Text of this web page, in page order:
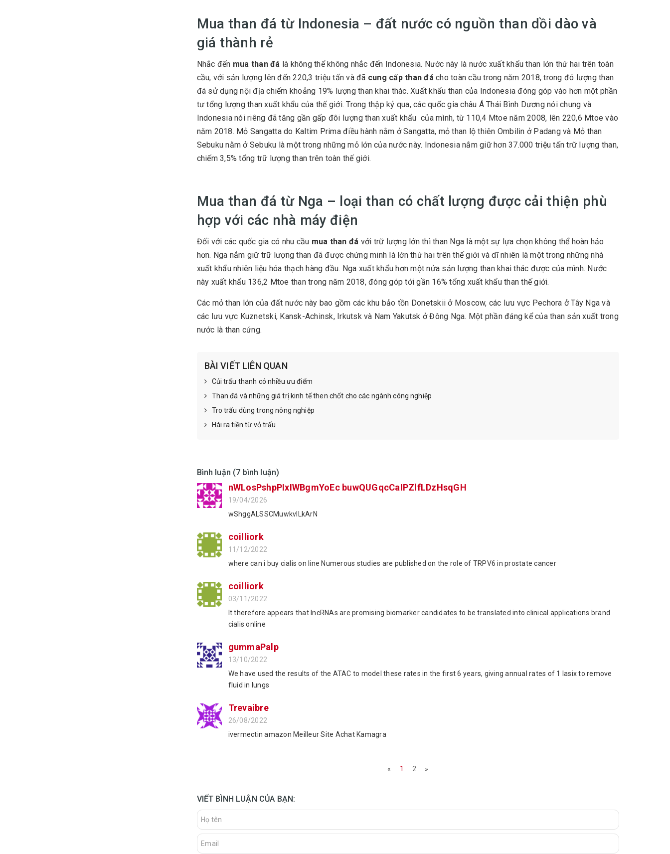
Mua than đá từ Indonesia – đất nước có nguồn than dồi dào và
giá thành rẻ
Nhắc đến mua than đá là không thể không nhắc đến Indonesia. Nước này là nước xuất khẩu than lớn thứ hai trên toàn
cầu, với sản lượng lên đến 220,3 triệu tấn và đã cung cấp than đá cho toàn cầu trong năm 2018, trong đó lượng than
đá sử dụng nội địa chiếm khoảng 19% lượng than khai thác. Xuất khẩu than của Indonesia đóng góp vào hơn một phần
tư tổng lượng than xuất khẩu của thế giới. Trong thập kỷ qua, các quốc gia châu Á Thái Bình Dương nói chung và
Indonesia nói riêng đã tăng gần gấp đôi lượng than xuất khẩu của mình, từ 110,4 Mtoe năm 2008, lên 220,6 Mtoe vào
năm 2018. Mỏ Sangatta do Kaltim Prima điều hành nằm ở Sangatta, mỏ than lộ thiên Ombilin ở Padang và Mỏ than
Sebuku nằm ở Sebuku là một trong những mỏ lớn của nước này. Indonesia nắm giữ hơn 37.000 triệu tấn trữ lượng than,
chiếm 3,5% tổng trữ lượng than trên toàn thế giới.
Mua than đá từ Nga – loại than có chất lượng được cải thiện phù
hợp với các nhà máy điện
Đối với các quốc gia có nhu cầu mua than đá với trữ lượng lớn thì than Nga là một sự lựa chọn không thể hoàn hảo
hơn. Nga nắm giữ trữ lượng than đã được chứng minh là lớn thứ hai trên thế giới và dĩ nhiên là một trong những nhà
xuất khẩu nhiên liệu hóa thạch hàng đầu. Nga xuất khẩu hơn một nửa sản lượng than khai thác được của mình. Nước
này xuất khẩu 136,2 Mtoe than trong năm 2018, đóng góp tới gần 16% tổng xuất khẩu than thế giới.
Các mỏ than lớn của đất nước này bao gồm các khu bảo tồn Donetskii ở Moscow, các lưu vực Pechora ở Tây Nga và
các lưu vực Kuznetski, Kansk-Achinsk, Irkutsk và Nam Yakutsk ở Đông Nga. Một phần đáng kể của than sản xuất trong
nước là than cứng.
BÀI VIẾT LIÊN QUAN
Củi trấu thanh có nhiều ưu điểm
Than đá và những giá trị kinh tế then chốt cho các ngành công nghiệp
Tro trấu dùng trong nông nghiệp
Hái ra tiền từ vỏ trấu
Bình luận (7 bình luận)
nWLosPshpPIxIWBgmYoEc buwQUGqcCaIPZlfLDzHsqGH
19/04/2026
wShggALSSCMuwkvlLkArN
coilliork
11/12/2022
where can i buy cialis on line Numerous studies are published on the role of TRPV6 in prostate cancer
coilliork
03/11/2022
It therefore appears that lncRNAs are promising biomarker candidates to be translated into clinical applications brand
cialis online
gummaPalp
13/10/2022
We have used the results of the ATAC to model these rates in the first 6 years, giving annual rates of 1 lasix to remove
fluid in lungs
Trevaibre
26/08/2022
ivermectin amazon Meilleur Site Achat Kamagra
« 1 2 »
VIẾT BÌNH LUẬN CỦA BẠN: